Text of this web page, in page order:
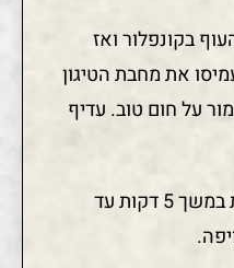
בקונפלור ואז
את מחבת הטיגון
על חום טוב. עדיף
מטגנים על אש ביננית במשך 5 דקות עד